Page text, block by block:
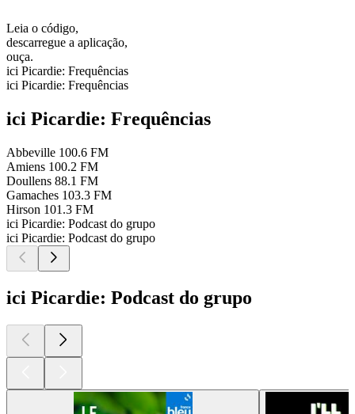
Leia o código,
descarregue a aplicação,
ouça.
ici Picardie: Frequências
ici Picardie: Frequências
ici Picardie: Frequências
Abbeville 100.6 FM
Amiens 100.2 FM
Doullens 88.1 FM
Gamaches 103.3 FM
Hirson 101.3 FM
ici Picardie: Podcast do grupo
ici Picardie: Podcast do grupo
ici Picardie: Podcast do grupo